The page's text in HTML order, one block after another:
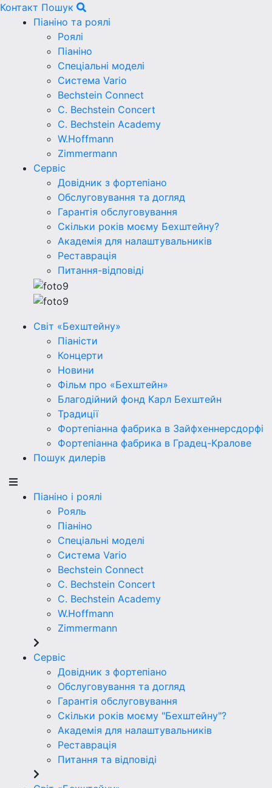
Контакт Пошук
Піаніно та роялі
Роялі
Піаніно
Спеціальні моделі
Система Vario
Bechstein Connect
C. Bechstein Concert
C. Bechstein Academy
W.Hoffmann
Zimmermann
Сервіс
Довідник з фортепіано
Обслуговування та догляд
Гарантія обслуговування
Скільки років моєму Бехштейну?
Академія для налаштувальників
Реставрація
Питання-відповіді
Світ «Бехштейну»
Піаністи
Концерти
Новини
Фільм про «Бехштейн»
Благодійний фонд Карл Бехштейн
Традиції
Фортепіанна фабрика в Зайфхеннерсдорфi
Фортепіанна фабрика в Градец-Кралове
Пошук дилерів
Піаніно і роялі
Рояль
Піаніно
Спеціальні моделі
Система Vario
Bechstein Connect
C. Bechstein Concert
C. Bechstein Academy
W.Hoffmann
Zimmermann
Сервіс
Довідник з фортепіано
Обслуговування та догляд
Гарантія обслуговування
Скільки років моєму "Бехштейну"?
Академія для налаштувальників
Реставрація
Питання та відповіді